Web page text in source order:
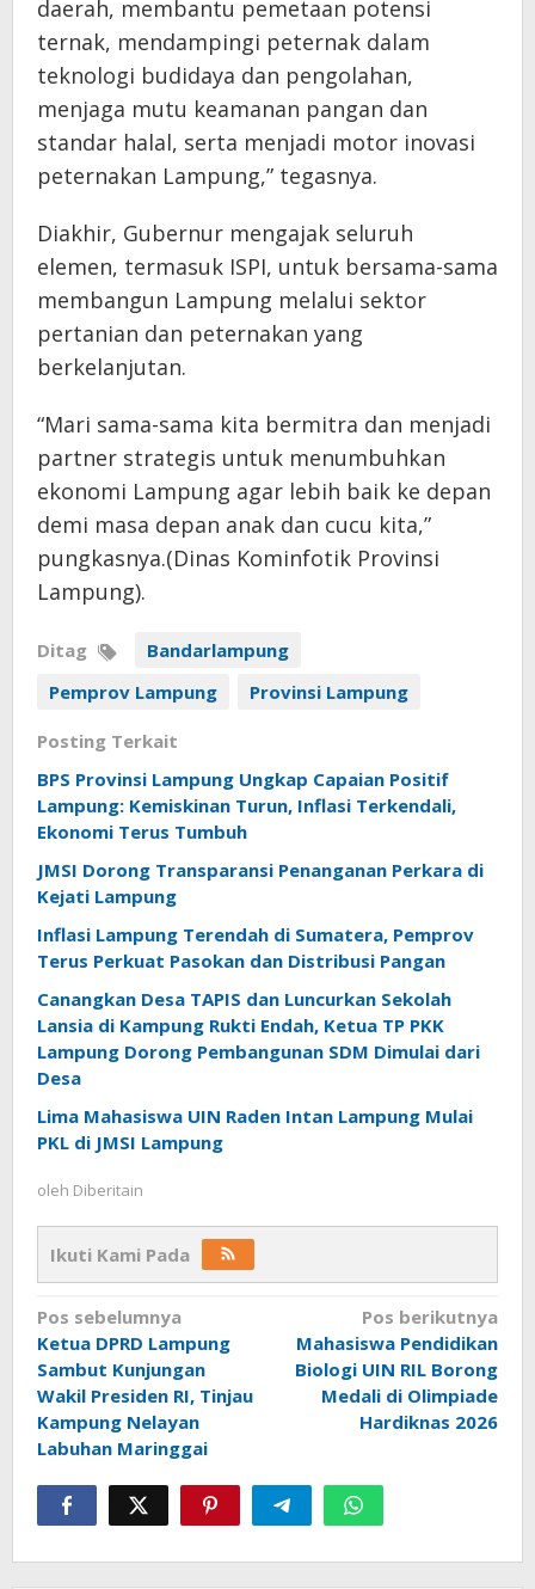
daerah, membantu pemetaan potensi
ternak, mendampingi peternak dalam
teknologi budidaya dan pengolahan,
menjaga mutu keamanan pangan dan
standar halal, serta menjadi motor inovasi
peternakan Lampung,” tegasnya.
Diakhir, Gubernur mengajak seluruh
elemen, termasuk ISPI, untuk bersama-sama
membangun Lampung melalui sektor
pertanian dan peternakan yang
berkelanjutan.
“Mari sama-sama kita bermitra dan menjadi
partner strategis untuk menumbuhkan
ekonomi Lampung agar lebih baik ke depan
demi masa depan anak dan cucu kita,”
pungkasnya.(Dinas Kominfotik Provinsi
Lampung).
Ditag
Bandarlampung
Pemprov Lampung
Provinsi Lampung
Posting Terkait
BPS Provinsi Lampung Ungkap Capaian Positif
Lampung: Kemiskinan Turun, Inflasi Terkendali,
Ekonomi Terus Tumbuh
JMSI Dorong Transparansi Penanganan Perkara di
Kejati Lampung
Inflasi Lampung Terendah di Sumatera, Pemprov
Terus Perkuat Pasokan dan Distribusi Pangan
Canangkan Desa TAPIS dan Luncurkan Sekolah
Lansia di Kampung Rukti Endah, Ketua TP PKK
Lampung Dorong Pembangunan SDM Dimulai dari
Desa
Lima Mahasiswa UIN Raden Intan Lampung Mulai
PKL di JMSI Lampung
oleh Diberitain
Ikuti Kami Pada
Navigasi
pos
Pos sebelumnya
Ketua DPRD Lampung
Sambut Kunjungan
Wakil Presiden RI, Tinjau
Kampung Nelayan
Labuhan Maringgai
Pos berikutnya
Mahasiswa Pendidikan
Biologi UIN RIL Borong
Medali di Olimpiade
Hardiknas 2026